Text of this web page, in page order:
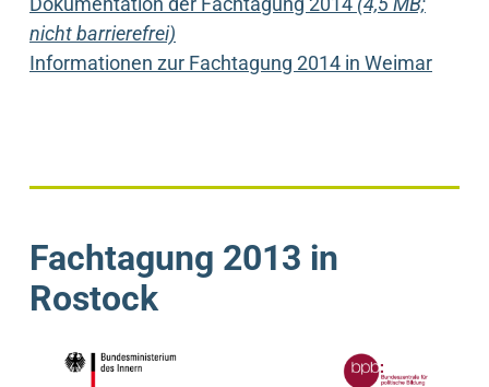
nicht barrierefrei)
Informationen zur Fachtagung 2014 in Weimar
Fachtagung 2013 in
Rostock